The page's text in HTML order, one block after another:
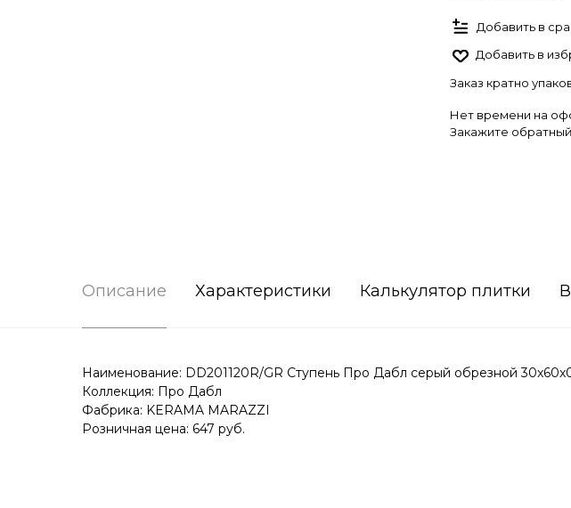
Добавить в
Добавить в
Заказ кратно
Нет времени на
Закажите обратный
Описание Характеристики Калькулятор плитки
Наименование: DD201120R/GR Ступень Про Дабл серый обрезной
Коллекция: Про Дабл
Фабрика: KERAMA MARAZZI
Розничная цена: 647 руб.